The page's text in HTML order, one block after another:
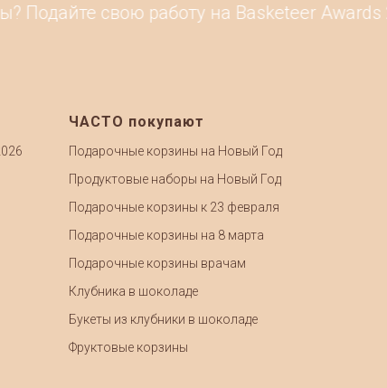
свою работу на Basketeer Awards
ЧАСТО покупают
Подарочные корзины на Новый Год
Продуктовые наборы на Новый Год
Подарочные корзины к 23 февраля
Подарочные корзины на 8 марта
Подарочные корзины врачам
Клубника в шоколаде
Букеты из клубники в шоколаде
Фруктовые корзины